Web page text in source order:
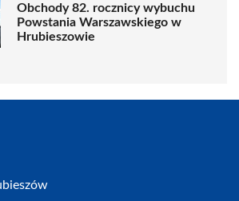
Obchody 82. rocznicy wybuchu
Powstania Warszawskiego w
Hrubieszowie